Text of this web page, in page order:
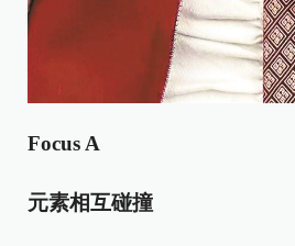
Focus A
元素相互碰撞